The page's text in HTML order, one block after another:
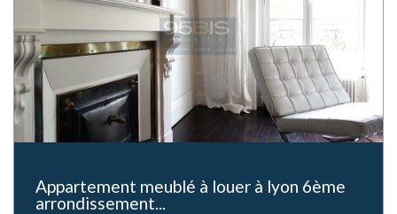
Appartement meublé à louer à lyon 6ème
arrondissement...